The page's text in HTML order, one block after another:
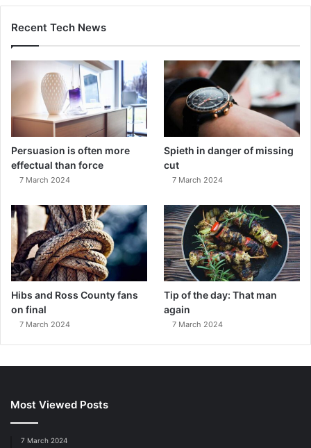
Recent Tech News
Persuasion is often more
effectual than force
7 March 2024
Spieth in danger of missing
cut
7 March 2024
Hibs and Ross County fans
on final
7 March 2024
Tip of the day: That man
again
7 March 2024
Most Viewed Posts
7 March 2024